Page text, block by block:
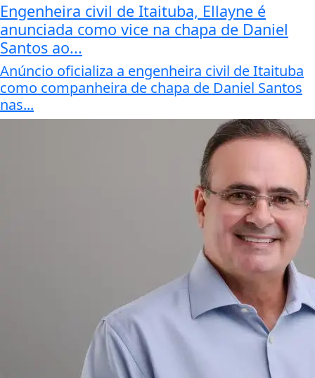
Engenheira civil de Itaituba, Ellayne é
anunciada como vice na chapa de Daniel
Santos ao...
Anúncio oficializa a engenheira civil de Itaituba
como companheira de chapa de Daniel Santos
nas...